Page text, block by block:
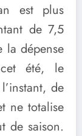
est plus
de 7,5
la dépense
été, le
de
ne totalise
de saison.